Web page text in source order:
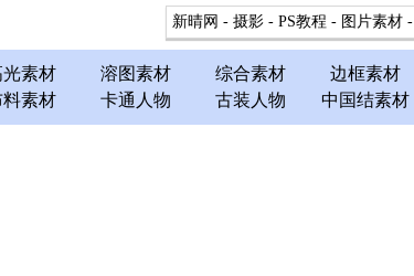
新晴网 - 摄影 - PS教程 - 图片素材 -
光素材 溶图素材 综合素材 边框素材
料素材 卡通人物 古装人物 中国结素材